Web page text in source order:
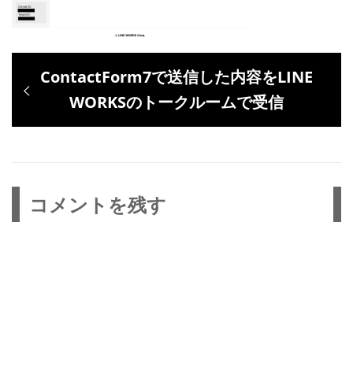
稿
ー
シ
過
の
ContactForm7で送信した内容をLINE
WORKSのトークルームで受信
コメントを残す